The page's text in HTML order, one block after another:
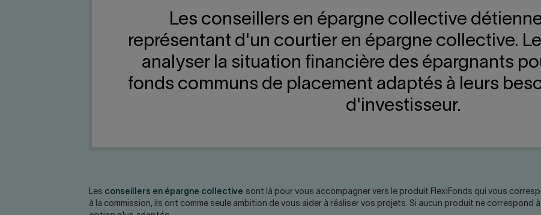
Les conseillers en épargne collective
représentant d'un courtier en épargne collective.
analyser la situation financière des épargnants
fonds communs de placement adaptés à leurs
d'investisseur.
Les conseillers en épargne collective sont là pour vous accompagner vers le produit FlexiFonds qui vous
à la commission, ils ont comme seule ambition de vous aider à réaliser vos projets. Si aucun produit ne correspond